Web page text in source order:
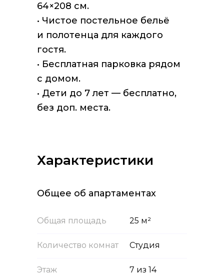
64×208 см.
• Чистое постельное бельё
и полотенца для каждого
гостя.
• Бесплатная парковка рядом
с домом.
• Дети до 7 лет — бесплатно,
без доп. места.
Общая площадь
Общее об апартаментах
25 м²
Количество комнат Студия
Этаж 7 из 14
Характеристики